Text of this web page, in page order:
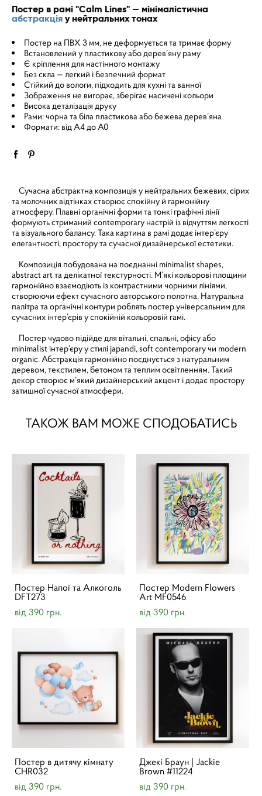
Постер в рамі "Calm Lines" — мінімалістична
абстракція у нейтральних тонах
Постер на ПВХ 3 мм, не деформується та тримає форму
Встановлений у пластикову або дерев’яну раму
Є кріплення для настінного монтажу
Без скла — легкий і безпечний формат
Стійкий до вологи, підходить для кухні та ванної
Зображення не вигорає, зберігає насичені кольори
Висока деталізація друку
Рами: чорна та біла пластикова або бежева дерев’яна
Формати: від A4 до A0
Сучасна абстрактна композиція у нейтральних бежевих, сірих
та молочних відтінках створює спокійну й гармонійну
атмосферу. Плавні органічні форми та тонкі графічні лінії
формують стриманий contemporary настрій із відчуттям легкості
та візуального балансу. Така картина в рамі додає інтер’єру
елегантності, простору та сучасної дизайнерської естетики.
Композиція побудована на поєднанні minimalist shapes,
abstract art та делікатної текстурності. М’які кольорові площини
гармонійно взаємодіють із контрастними чорними лініями,
створюючи ефект сучасного авторського полотна. Натуральна
палітра та органічні контури роблять постер універсальним для
сучасних інтер’єрів у спокійній кольоровій гамі.
Постер чудово підійде для вітальні, спальні, офісу або
minimalist інтер’єру у стилі japandi, soft contemporary чи modern
organic. Абстракція гармонійно поєднується з натуральним
деревом, текстилем, бетоном та теплим освітленням. Такий
декор створює м’який дизайнерський акцент і додає простору
затишної сучасної атмосфери.
ТАКОЖ ВАМ МОЖЕ СПОДОБАТИСЬ
Постер Напої та Алкоголь
DFT273
від 390 грн.
Постер Modern Flowers
Art MF0546
від 390 грн.
Постер в дитячу кімнату
CHR032
від 390 грн.
Джекі Браун | Jackie
Brown #11224
від 390 грн.